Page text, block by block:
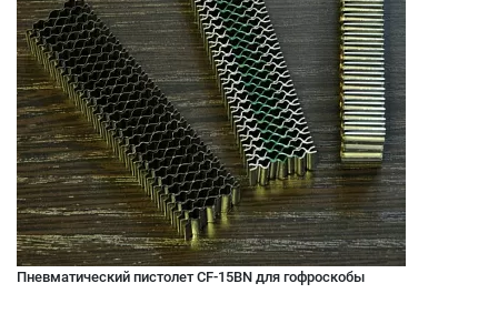
Пневматический пистолет CF-15BN для гофроскобы